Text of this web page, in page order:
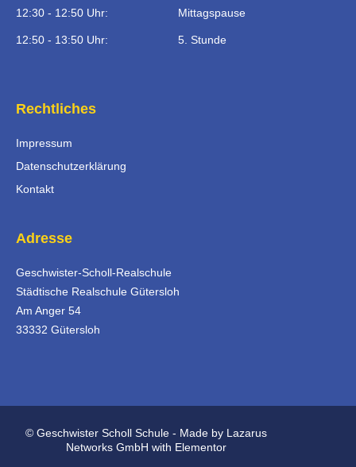
12:30 - 12:50 Uhr: Mittagspause
12:50 - 13:50 Uhr: 5. Stunde
Rechtliches
Impressum
Datenschutzerklärung
Kontakt
Adresse
Geschwister-Scholl-Realschule
Städtische Realschule Gütersloh
Am Anger 54
33332 Gütersloh
© Geschwister Scholl Schule - Made by Lazarus
Networks GmbH with Elementor